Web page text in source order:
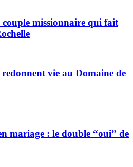
missionnaire qui fait
vie au Domaine de
mariage : le double “oui” de